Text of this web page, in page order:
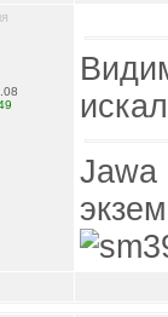
искал
Jawa